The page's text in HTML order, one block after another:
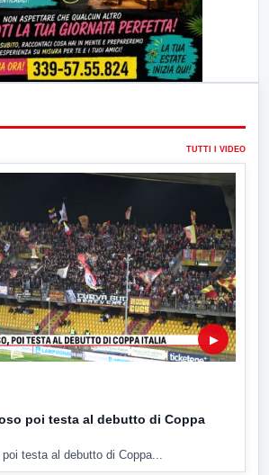
TUTTI I VIDEO
▶
poi testa al debutto di Coppa
testa al debutto di Coppa...